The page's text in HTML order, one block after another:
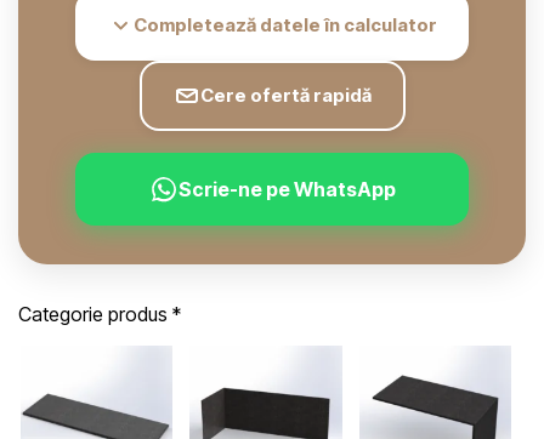
Completează datele în calculator
Cere ofertă rapidă
Scrie-ne pe WhatsApp
Categorie produs *